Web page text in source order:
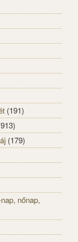
(191)
(179)
nőnap,